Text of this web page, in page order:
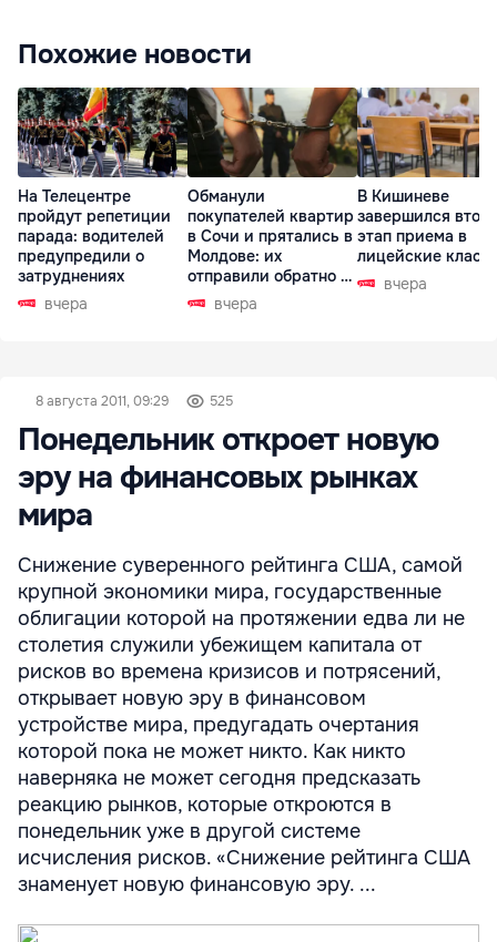
Похожие новости
На Телецентре
пройдут репетиции
парада: водителей
предупредили о
затруднениях
вчера
Обманули
покупателей квартир
в Сочи и прятались в
Молдове: их
отправили обратно в
РФ вчера
В Кишиневе
завершился
этап приема в
лицейские
вчера
8 августа 2011, 09:29 525
Понедельник откроет новую
эру на финансовых рынках
мира
Снижение суверенного рейтинга США, самой
крупной экономики мира, государственные
облигации которой на протяжении едва ли не
столетия служили убежищем капитала от
рисков во времена кризисов и потрясений,
открывает новую эру в финансовом
устройстве мира, предугадать очертания
которой пока не может никто. Как никто
наверняка не может сегодня предсказать
реакцию рынков, которые откроются в
понедельник уже в другой системе
исчисления рисков. «Снижение рейтинга США
знаменует новую финансовую эру. ...